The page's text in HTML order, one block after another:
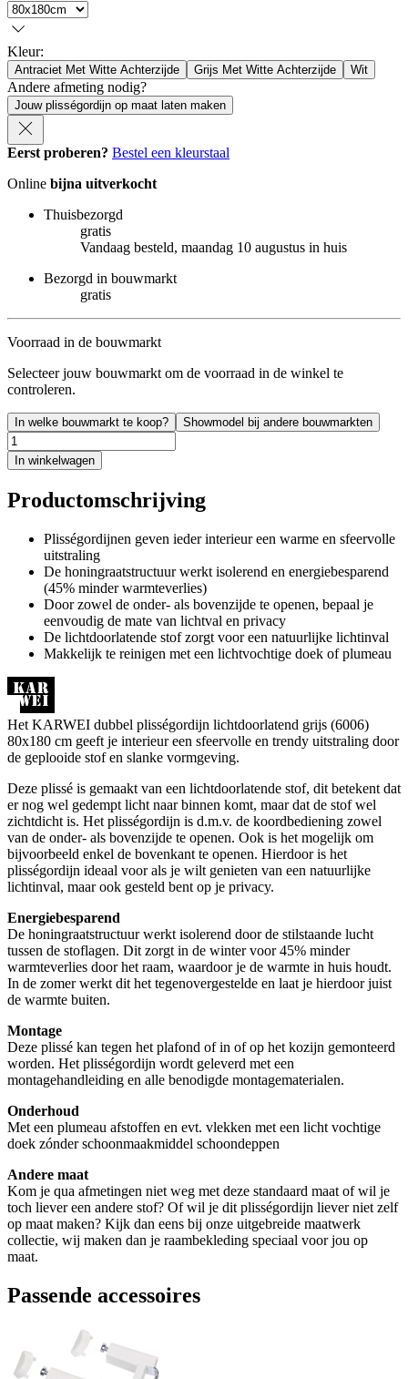
Kleur:
Antraciet Met Witte Achterzijde Grijs Met Witte Achterzijde Wit
Andere afmeting nodig?
Jouw plisségordijn op maat laten maken
Eerst proberen? Bestel een kleurstaal
Online bijna uitverkocht
Thuisbezorgd
gratis
Vandaag besteld, maandag 10 augustus in huis
Bezorgd in bouwmarkt
gratis
Voorraad in de bouwmarkt
Selecteer jouw bouwmarkt om de voorraad in de winkel te
controleren.
In welke bouwmarkt te koop? Showmodel bij andere bouwmarkten
In winkelwagen
Productomschrijving
Plisségordijnen geven ieder interieur een warme en sfeervolle
uitstraling
De honingraatstructuur werkt isolerend en energiebesparend
(45% minder warmteverlies)
Door zowel de onder- als bovenzijde te openen, bepaal je
eenvoudig de mate van lichtval en privacy
De lichtdoorlatende stof zorgt voor een natuurlijke lichtinval
Makkelijk te reinigen met een lichtvochtige doek of plumeau
Het KARWEI dubbel plisségordijn lichtdoorlatend grijs (6006)
80x180 cm geeft je interieur een sfeervolle en trendy uitstraling door
de geplooide stof en slanke vormgeving.
Deze plissé is gemaakt van een lichtdoorlatende stof, dit betekent dat
er nog wel gedempt licht naar binnen komt, maar dat de stof wel
zichtdicht is. Het plisségordijn is d.m.v. de koordbediening zowel
van de onder- als bovenzijde te openen. Ook is het mogelijk om
bijvoorbeeld enkel de bovenkant te openen. Hierdoor is het
plisségordijn ideaal voor als je wilt genieten van een natuurlijke
lichtinval, maar ook gesteld bent op je privacy.
Energiebesparend
De honingraatstructuur werkt isolerend door de stilstaande lucht
tussen de stoflagen. Dit zorgt in de winter voor 45% minder
warmteverlies door het raam, waardoor je de warmte in huis houdt.
In de zomer werkt dit het tegenovergestelde en laat je hierdoor juist
de warmte buiten.
Montage
Deze plissé kan tegen het plafond of in of op het kozijn gemonteerd
worden. Het plisségordijn wordt geleverd met een
montagehandleiding en alle benodigde montagematerialen.
Onderhoud
Met een plumeau afstoffen en evt. vlekken met een licht vochtige
doek zónder schoonmaakmiddel schoondeppen
Andere maat
Kom je qua afmetingen niet weg met deze standaard maat of wil je
toch liever een andere stof? Of wil je dit plisségordijn liever niet zelf
op maat maken? Kijk dan eens bij onze uitgebreide maatwerk
collectie, wij maken dan je raambekleding speciaal voor jou op
maat.
Passende accessoires